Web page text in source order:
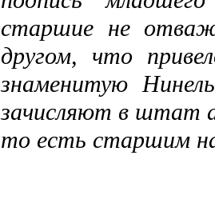
старшие не
другом, что
знаменитую
зачисляют в штат
то есть старшим